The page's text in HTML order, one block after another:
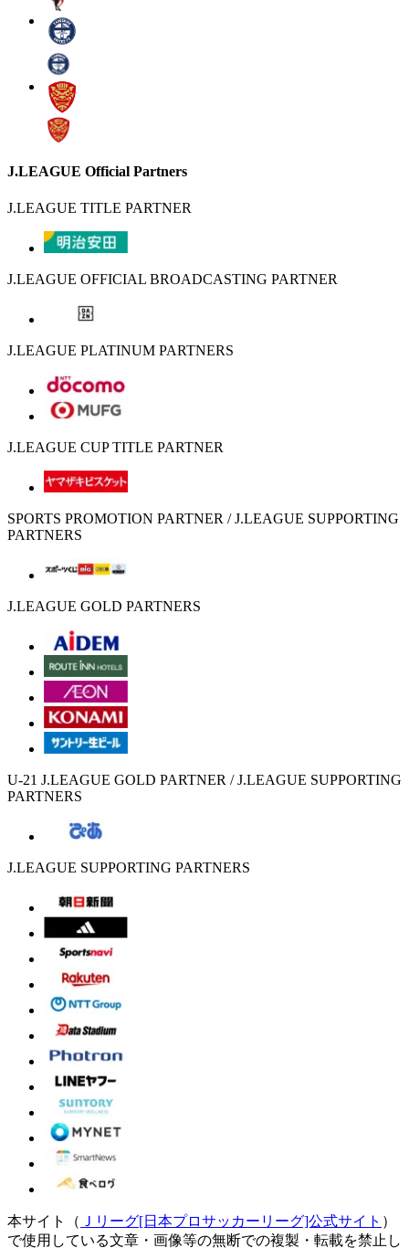
J.LEAGUE Official Partners
J.LEAGUE TITLE PARTNER
J.LEAGUE OFFICIAL BROADCASTING PARTNER
J.LEAGUE PLATINUM PARTNERS
J.LEAGUE CUP TITLE PARTNER
SPORTS PROMOTION PARTNER / J.LEAGUE SUPPORTING
PARTNERS
J.LEAGUE GOLD PARTNERS
U-21 J.LEAGUE GOLD PARTNER / J.LEAGUE SUPPORTING
PARTNERS
J.LEAGUE SUPPORTING PARTNERS
本サイト（ Ｊリーグ[日本プロサッカーリーグ]公式サイト ）
で使用している文章・画像等の無断での複製・転載を禁止し